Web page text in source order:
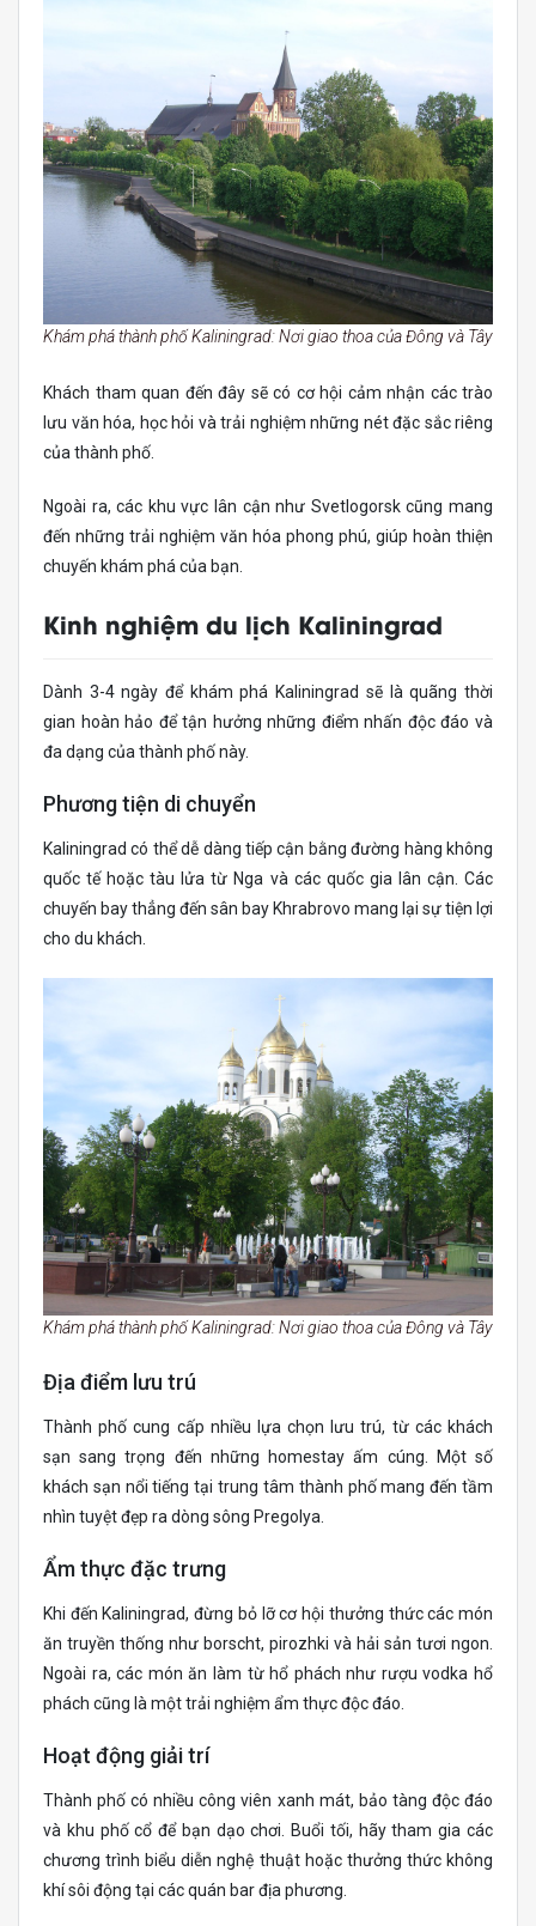
Khám phá thành phố Kaliningrad: Nơi giao thoa của Đông và Tây
Khách tham quan đến đây sẽ có cơ hội cảm nhận các trào
lưu văn hóa, học hỏi và trải nghiệm những nét đặc sắc riêng
của thành phố.
Ngoài ra, các khu vực lân cận như Svetlogorsk cũng mang
đến những trải nghiệm văn hóa phong phú, giúp hoàn thiện
chuyến khám phá của bạn.
Kinh nghiệm du lịch Kaliningrad
Dành 3-4 ngày để khám phá Kaliningrad sẽ là quãng thời
gian hoàn hảo để tận hưởng những điểm nhấn độc đáo và
đa dạng của thành phố này.
Phương tiện di chuyển
Kaliningrad có thể dễ dàng tiếp cận bằng đường hàng không
quốc tế hoặc tàu lửa từ Nga và các quốc gia lân cận. Các
chuyến bay thẳng đến sân bay Khrabrovo mang lại sự tiện lợi
cho du khách.
Khám phá thành phố Kaliningrad: Nơi giao thoa của Đông và Tây
Địa điểm lưu trú
Thành phố cung cấp nhiều lựa chọn lưu trú, từ các khách
sạn sang trọng đến những homestay ấm cúng. Một số
khách sạn nổi tiếng tại trung tâm thành phố mang đến tầm
nhìn tuyệt đẹp ra dòng sông Pregolya.
Ẩm thực đặc trưng
Khi đến Kaliningrad, đừng bỏ lỡ cơ hội thưởng thức các món
ăn truyền thống như borscht, pirozhki và hải sản tươi ngon.
Ngoài ra, các món ăn làm từ hổ phách như rượu vodka hổ
phách cũng là một trải nghiệm ẩm thực độc đáo.
Hoạt động giải trí
Thành phố có nhiều công viên xanh mát, bảo tàng độc đáo
và khu phố cổ để bạn dạo chơi. Buổi tối, hãy tham gia các
chương trình biểu diễn nghệ thuật hoặc thưởng thức không
khí sôi động tại các quán bar địa phương.